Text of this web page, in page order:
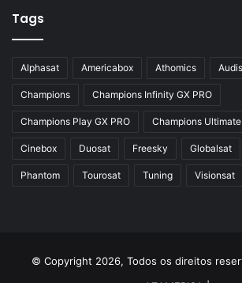
Azbox Like
Azfox
Azgold
Azplus
Azsat
Blade B1
Tags
Alphasat Americabox Athomics
Champions Champions Infinity GX PRO
Champions Play GX PRO Champions Ultimate
Cinebox Duosat Freesky Globalsat
Phantom Tourosat Tuning Visionsat
© Copyright 2026, Todos os direitos